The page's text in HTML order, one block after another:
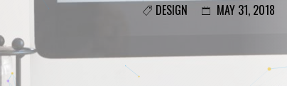
DESIGN MAY 31, 2018